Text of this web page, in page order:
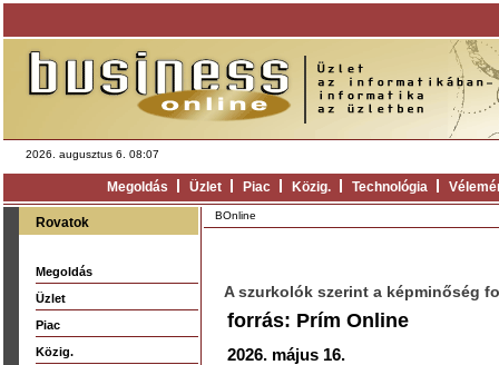
2026. augusztus 6. 08:07
Megoldás Üzlet Piac Közig. Technológia
Rovatok
Megoldás
Üzlet
Piac
Közig.
BOnline
A szurkolók szerint a képminőség
forrás: Prím Online
2026. május 16.